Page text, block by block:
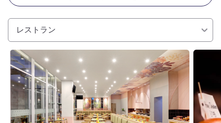
レストラン
詳細を表示 詳細を